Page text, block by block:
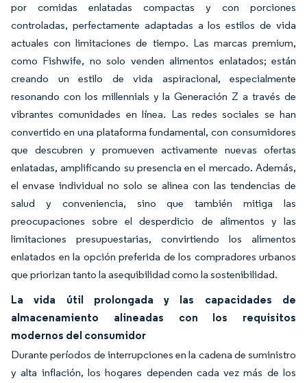
por comidas enlatadas compactas y con porciones
controladas, perfectamente adaptadas a los estilos de vida
actuales con limitaciones de tiempo. Las marcas premium,
como Fishwife, no solo venden alimentos enlatados; están
creando un estilo de vida aspiracional, especialmente
resonando con los millennials y la Generación Z a través de
vibrantes comunidades en línea. Las redes sociales se han
convertido en una plataforma fundamental, con consumidores
que descubren y promueven activamente nuevas ofertas
enlatadas, amplificando su presencia en el mercado. Además,
el envase individual no solo se alinea con las tendencias de
salud y conveniencia, sino que también mitiga las
preocupaciones sobre el desperdicio de alimentos y las
limitaciones presupuestarias, convirtiendo los alimentos
enlatados en la opción preferida de los compradores urbanos
que priorizan tanto la asequibilidad como la sostenibilidad.
La vida útil prolongada y las capacidades de
almacenamiento alineadas con los requisitos
modernos del consumidor
Durante períodos de interrupciones en la cadena de suministro
y alta inflación, los hogares dependen cada vez más de los